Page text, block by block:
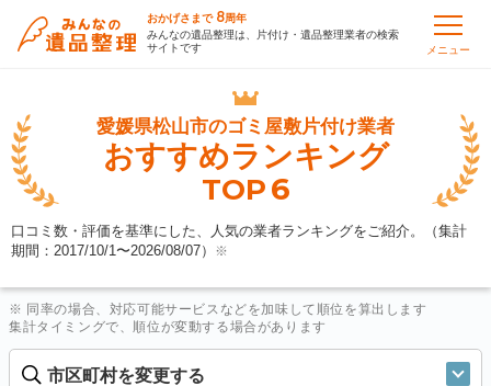
おかげさまで 8周年
みんなの遺品整理は、片付け・遺品整理業者の検索
サイトです
メニュー
愛媛県松山市のゴミ屋敷片付け業者
おすすめランキング
TOP6
口コミ数・評価を基準にした、人気の業者ランキングをご紹介。（集計
期間：2017/10/1〜2026/08/07） ※
※ 同率の場合、対応可能サービスなどを加味して順位を算出します
集計タイミングで、順位が変動する場合があります
市区町村を変更する